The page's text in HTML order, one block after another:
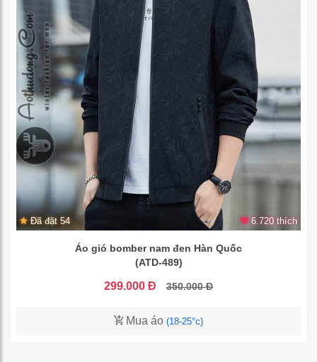
Đã đặt 54 6.720 thích
Áo gió bomber nam đen Hàn Quốc
(ATD-489)
299.000 Đ 350.000 Đ
Mua áo (18-25°c)